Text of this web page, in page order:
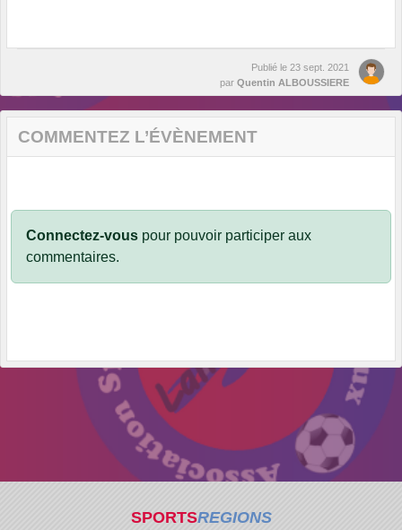
Publié le 23 sept. 2021
par Quentin ALBOUSSIERE
COMMENTEZ L’ÉVÈNEMENT
Connectez-vous pour pouvoir participer aux
commentaires.
SPORTSREGIONS